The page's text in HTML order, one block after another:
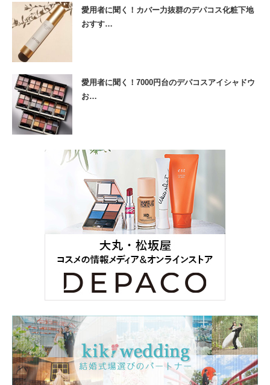
愛用者に聞く！カバー力抜群のデパコス化粧下地
おすす…
愛用者に聞く！7000円台のデパコスアイシャドウ
お…